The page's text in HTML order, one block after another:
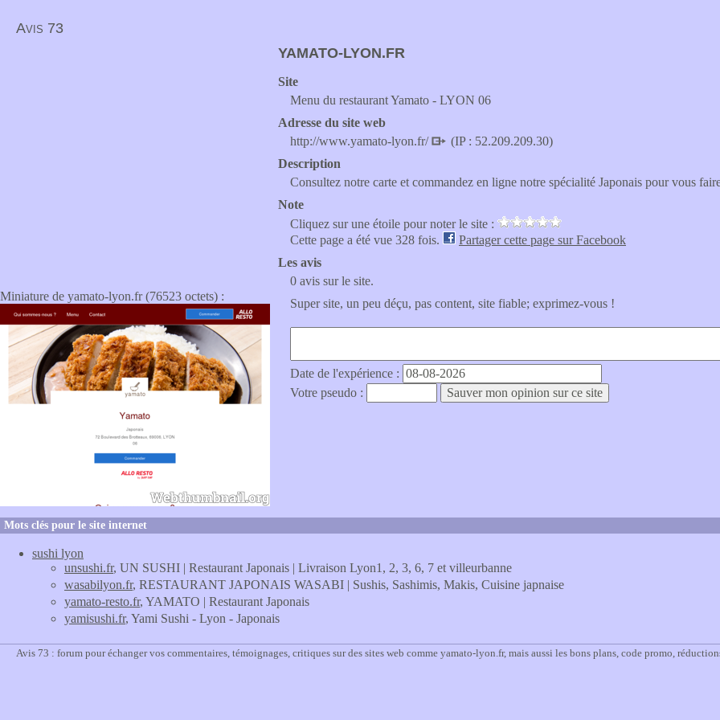
Avis 73
Miniature de yamato-lyon.fr (76523 octets) :
YAMATO-LYON.FR
Site
Menu du restaurant Yamato - LYON 06
Adresse du site web
http://www.yamato-lyon.fr/
(IP : 52.209.209.30)
Description
Consultez notre carte et commandez en ligne notre spécialité Japonais pour vous
Note
Cliquez sur une étoile pour noter le site :
Cette page a été vue 328 fois.
Partager cette page sur Facebook
Les avis
0 avis sur le site.
Super site, un peu déçu, pas content, site fiable; exprimez-vous !
Date de l'expérience :
Votre pseudo :
Mots clés pour le site internet
sushi lyon
unsushi.fr, UN SUSHI | Restaurant Japonais | Livraison Lyon1, 2, 3, 6, 7 et villeurbanne
wasabilyon.fr, RESTAURANT JAPONAIS WASABI | Sushis, Sashimis, Makis, Cuisine japnaise
yamato-resto.fr, YAMATO | Restaurant Japonais
yamisushi.fr, Yami Sushi - Lyon - Japonais
Avis 73 : forum pour échanger vos commentaires, témoignages, critiques sur des sites web comme yamato-lyon.fr, mais aussi les bons plans, code promo,